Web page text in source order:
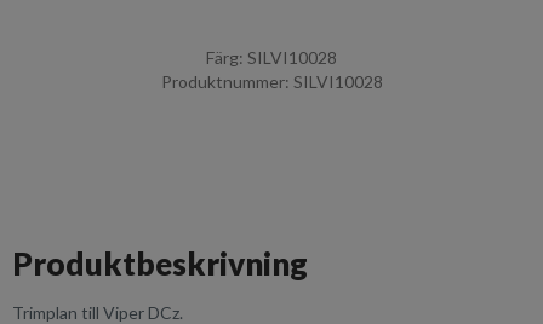
Färg: SILVI10028
Produktnummer: SILVI10028
Produktbeskrivning
Trimplan till Viper DCz.